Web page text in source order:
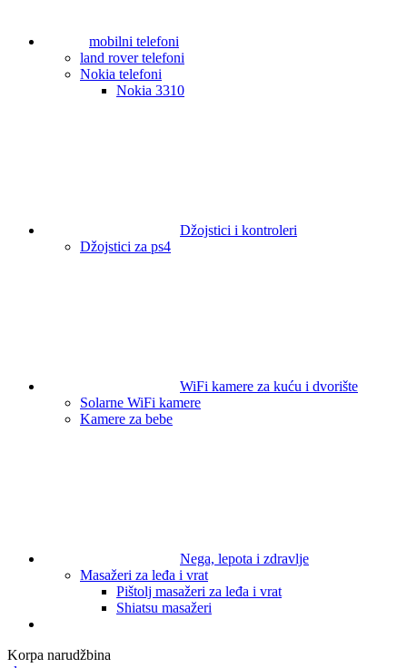
mobilni telefoni
land rover telefoni
Nokia telefoni
Nokia 3310
Džojstici i kontroleri
Džojstici za ps4
WiFi kamere za kuću i dvorište
Solarne WiFi kamere
Kamere za bebe
Nega, lepota i zdravlje
Masažeri za leđa i vrat
Pištolj masažeri za leđa i vrat
Shiatsu masažeri
Korpa narudžbina